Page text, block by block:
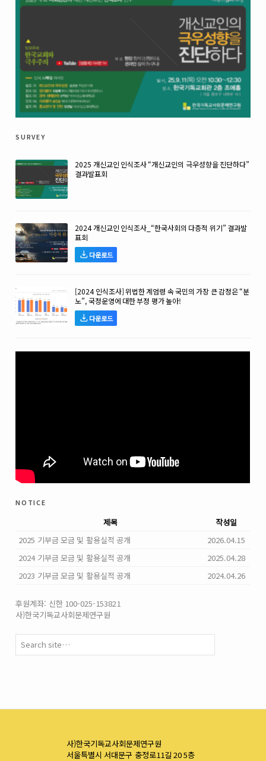
survey
2025 개신교인 인식조사 “개신교인의 극우성향을 진단하다”
결과발표회
2024 개신교인 인식조사_“한국사회의 다층적 위기” 결과발
표회
다운로드
[2024 인식조사] 위법한 계엄령 속 국민의 가장 큰 감정은 “분
노”, 국정운영에 대한 부정 평가 높아!
다운로드
notice
제목
작성일
2025 기부금 모금 및 활용실적 공개
2026.04.15
2024 기부금 모금 및 활용실적 공개
2025.04.28
2023 기부금 모금 및 활용실적 공개
2024.04.26
후원계좌: 신한 100-025-153821
사)한국기독교사회문제연구원
사)한국기독교사회문제연구원
서울특별시 서대문구 충정로11길 20 5층